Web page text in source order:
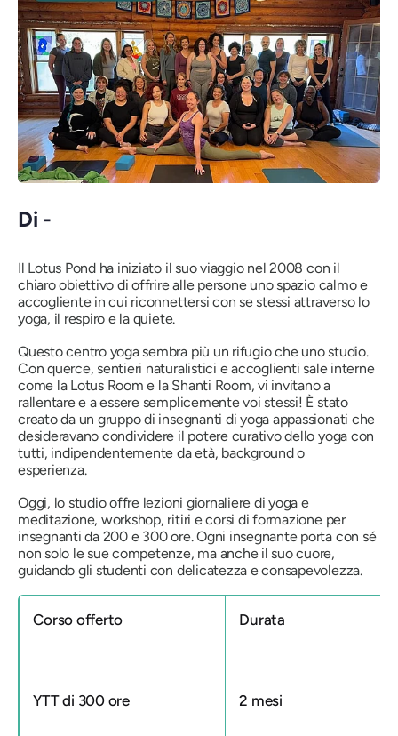
Di -
Il Lotus Pond ha iniziato il suo viaggio nel 2008 con il
chiaro obiettivo di offrire alle persone uno spazio calmo e
accogliente in cui riconnettersi con se stessi attraverso lo
yoga, il respiro e la quiete.
Questo centro yoga sembra più un rifugio che uno studio.
Con querce, sentieri naturalistici e accoglienti sale interne
come la Lotus Room e la Shanti Room, vi invitano a
rallentare e a essere semplicemente voi stessi! È stato
creato da un gruppo di insegnanti di yoga appassionati che
desideravano condividere il potere curativo dello yoga con
tutti, indipendentemente da età, background o
esperienza.
Oggi, lo studio offre lezioni giornaliere di yoga e
meditazione, workshop, ritiri e corsi di formazione per
insegnanti da 200 e 300 ore. Ogni insegnante porta con sé
non solo le sue competenze, ma anche il suo cuore,
guidando gli studenti con delicatezza e consapevolezza.
Corso offerto Durata
YTT di 300 ore 2 mesi